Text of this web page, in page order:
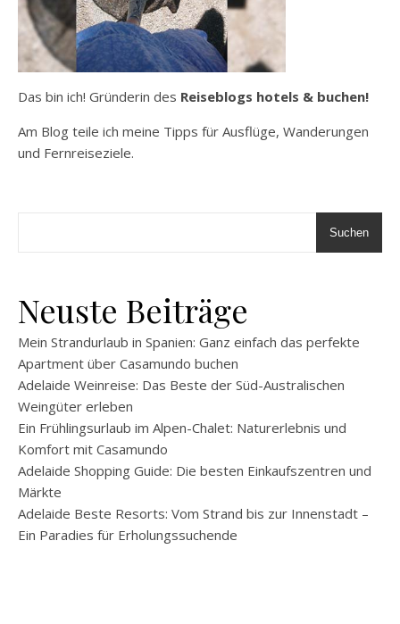
Das bin ich! Gründerin des Reiseblogs hotels & buchen!
Am Blog teile ich meine Tipps für Ausflüge, Wanderungen
und Fernreiseziele.
Suchen
Neuste Beiträge
Mein Strandurlaub in Spanien: Ganz einfach das perfekte
Apartment über Casamundo buchen
Adelaide Weinreise: Das Beste der Süd-Australischen
Weingüter erleben
Ein Frühlingsurlaub im Alpen-Chalet: Naturerlebnis und
Komfort mit Casamundo
Adelaide Shopping Guide: Die besten Einkaufszentren und
Märkte
Adelaide Beste Resorts: Vom Strand bis zur Innenstadt –
Ein Paradies für Erholungssuchende